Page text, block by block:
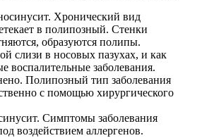
Хронический вид
в полипозный. Стенки
образуются полипы.
слизи в носовых пазухах, и как
воспалительные заболевания.
Полипозный тип заболевания
с помощью хирургического
Симптомы заболевания
воздействием аллергенов.